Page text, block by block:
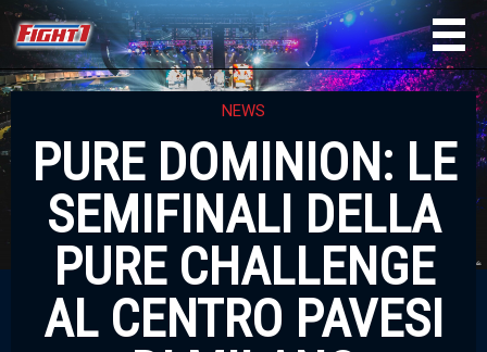
NEWS
PURE DOMINION: LE
SEMIFINALI DELLA
PURE CHALLENGE
AL CENTRO PAVESI